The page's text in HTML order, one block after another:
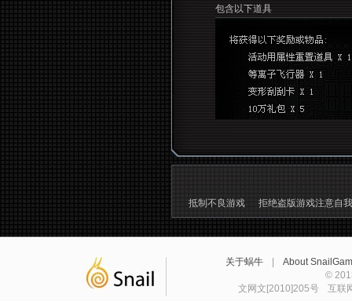
包含以下道具
抵制不良游戏 拒绝盗版游戏注意自
关于蜗牛
About
©
文网文[2010]205号
互联